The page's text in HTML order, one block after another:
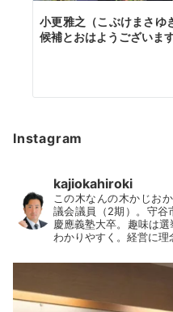
小更雅之（こぶけまさゆ
候補とおはようございま
Instagram
kajiokahiroki
この木なんの木かじお
議会議員（2期）。守
慶應義塾大卒。趣味は
わかりやすく。経営に理